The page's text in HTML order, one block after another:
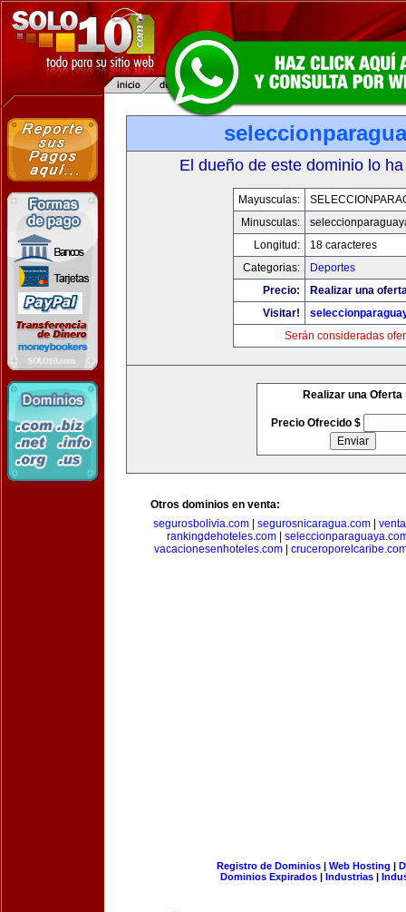
El dueño de este dominio lo
Mayusculas:
Minusculas:
Longitud:
18 caracteres
Categorias:
Deportes
Precio:
Realizar una
Visitar!
Serán consideradas
Realizar una Oferta
Precio Ofrecido $
Otros dominios en venta:
segurosbolivia.com| segurosnicaragua.com|
rankingdehoteles.com|
vacacionesenhoteles.com
Registro de Dominios| Web Hosting |
Dominios Expirados | Industrias |